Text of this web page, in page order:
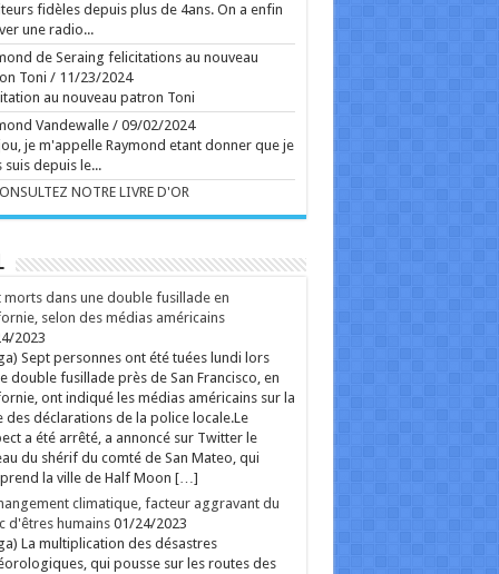
Ecrit le 05/08 09:42
V2 Scriptrss
fidèles depuis plus de 4ans. On a enfin
une radio...
de Seraing felicitations au nouveau
Toni / 11/23/2024
au nouveau patron Toni
Vandewalle/ 09/02/2024
je m'appelle Raymond etant donner que je
suis depuis le...
NOTRE LIVRE D'OR
morts dans une double fusillade en
selon des médias américains
2023
Sept personnes ont été tuées lundi lors
double fusillade près de San Francisco, en
ont indiqué les médias américains sur la
des déclarations de la police locale.Le
a été arrêté, a annoncé sur Twitter le
du shérif du comté de San Mateo, qui
la ville de Half Moon […]
climatique, facteur aggravant du
d'êtres humains 01/24/2023
La multiplication des désastres
qui pousse sur les routes des